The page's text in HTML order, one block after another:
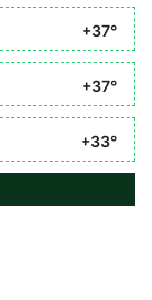
+37°
+37°
+33°